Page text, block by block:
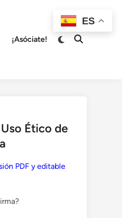
¡Asóciate!
Cambiar
Abrir
Ético de
PDF y editable
ES